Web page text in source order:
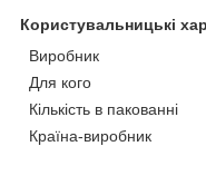
Користувальницькі
Виробник
Для кого
Кількість в пакованні
Країна-виробник